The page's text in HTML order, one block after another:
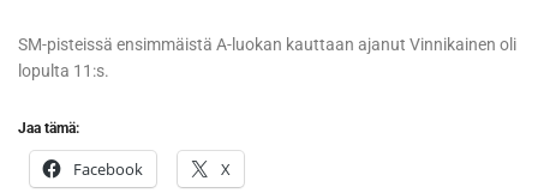
SM-pisteissä ensimmäistä A-luokan kauttaan ajanut Vinnikainen oli
lopulta 11:s.
Jaa tämä:
Facebook X